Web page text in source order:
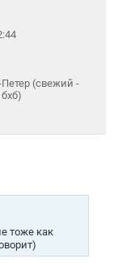
(свежий -
тоже как